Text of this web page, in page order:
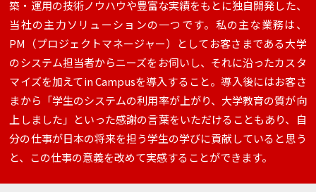
築・運用の技術ノウハウや豊富な実績をもとに独自開発した、
当社の主力ソリューションの一つです。私の主な業務は、
PM（プロジェクトマネージャー）としてお客さまである大学
のシステム担当者からニーズをお伺いし、それに沿ったカスタ
マイズを加えてin Campusを導入すること。導入後にはお客さ
まから「学生のシステムの利用率が上がり、大学教育の質が向
上しました」といった感謝の言葉をいただけることもあり、自
分の仕事が日本の将来を担う学生の学びに貢献していると思う
と、この仕事の意義を改めて実感することができます。